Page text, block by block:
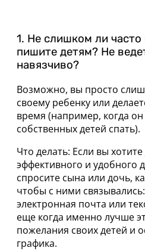
1. Не слишком ли часто
пишите детям? Не
навязчиво?
Возможно, вы просто
своему ребенку или
время (например, когда
собственных детей спать).
Что делать: Если вы
эффективного и удобного
спросите сына или дочь,
чтобы с ними
электронная почта или
еще когда именно лучше
пожелания своих детей и
графика.